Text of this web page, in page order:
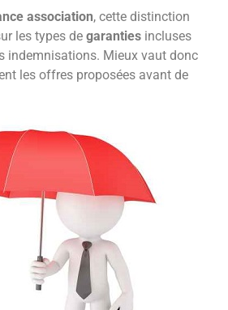
association, cette distinction
les types de garanties incluses
indemnisations. Mieux vaut donc
les offres proposées avant de